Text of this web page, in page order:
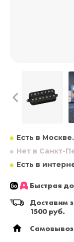
Есть в Москве.
Нет в Санкт-
Есть в
Быстрая
Доставим
1500 руб.